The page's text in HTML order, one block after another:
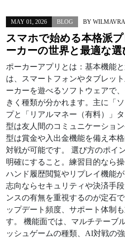
MAY 01, 2026 BLOG BY
スマホで始める本格派
ーカーの世界と最適な選
ポーカーアプリとは：基本機能
は、スマートフォンやタブレッ
ーカーを遊べるソフトウェアで
きく種類が分かれます。主に「
プと「リアルマネー（有料）」
型は友人間のコミュニケーショ
型は賞金や入出金機能を備え本
対戦が可能です。 選び方のポイ
明確にすること。練習目的なら
ハンド履歴閲覧やリプレイ機能
志向ならセキュリティや決済手
ンスの有無を重視するのが定石
ップデート頻度、サポート体制
す。 機能面では、マルチテーブ
ッシュゲームの種類、AI対戦の